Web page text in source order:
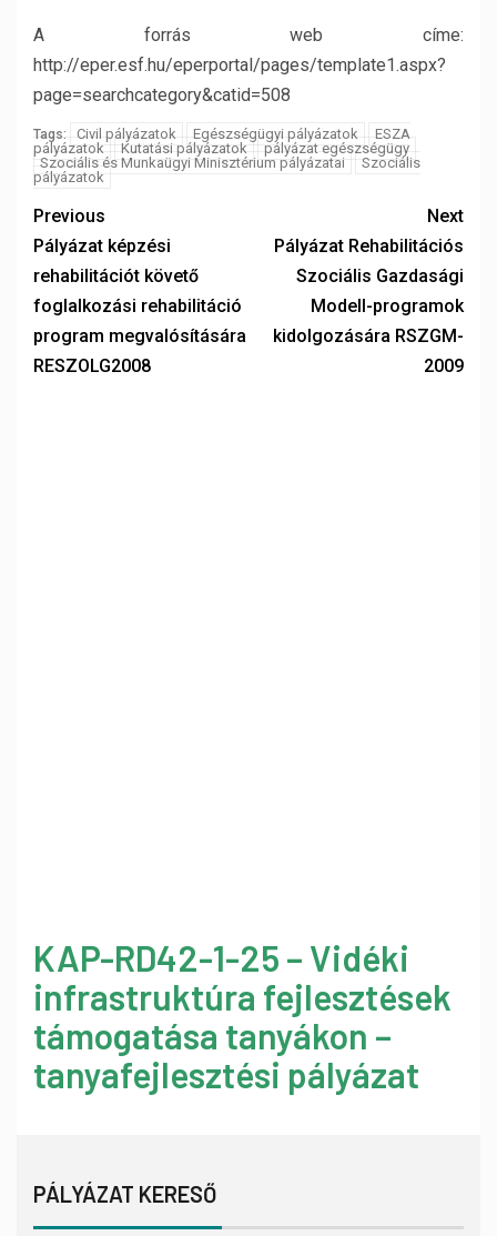
A forrás web címe:
http://eper.esf.hu/eperportal/pages/template1.aspx?
page=searchcategory&catid=508
Tags: Civil pályázatok Egészségügyi pályázatok
ESZA
pályázatok
Kutatási pályázatok
pályázat egészségügy
Szociális és Munkaügyi Minisztérium pályázatai
Szociális
pályázatok
Previous
Pályázat képzési
rehabilitációt követő
foglalkozási rehabilitáció
program megvalósítására
RESZOLG2008
Next
Pályázat Rehabilitációs
Szociális Gazdasági
Modell-programok
kidolgozására RSZGM-
2009
KAP-RD42-1-25 – Vidéki
infrastruktúra fejlesztések
támogatása tanyákon –
tanyafejlesztési pályázat
PÁLYÁZAT KERESŐ